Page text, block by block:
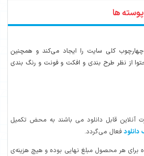
پوسته ها
کلی سایت را ایجاد می‌کند و همچنین
از نظر طرح بندی و افکت و فونت و رنگ بندی
آنلاین قابل دانلود می باشند به محض تکمیل
دانلود فعال می‌گردد.
هر محصول مبلغ نهایی بوده و هیچ هزینه‌ی